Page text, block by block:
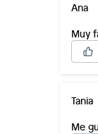
Ana
Muy
Tania
Me